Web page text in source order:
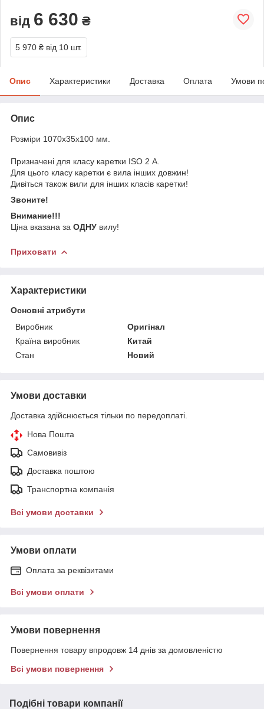
від 6 630 ₴
5 970 ₴ від 10 шт.
Опис Характеристики Доставка Оплата Умови
Опис
Розміри 1070х35х100 мм.
Призначені для класу каретки ISO 2 А.
Для цього класу каретки є вила інших довжин!
Дивіться також вили для інших класів каретки!
Звоните!
Внимание!!!
Ціна вказана за ОДНУ вилу!
Приховати
Характеристики
Основні атрибути
Виробник
Оригінал
Країна виробник
Китай
Стан
Новий
Умови доставки
Доставка здійснюється тільки по передоплаті.
Нова Пошта
Самовивіз
Доставка поштою
Транспортна компанія
Всі умови доставки
Умови оплати
Оплата за реквізитами
Всі умови оплати
Умови повернення
Повернення товару впродовж 14 днів за домовленістю
Всі умови повернення
Подібні товари компанії